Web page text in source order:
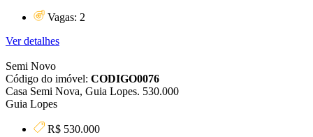
Vagas: 2
Ver detalhes
Semi Novo
Código do imóvel: CODIGO0076
Casa Semi Nova, Guia Lopes. 530.000
Guia Lopes
R$ 530.000